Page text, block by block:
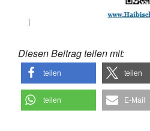
Diesen Beitrag teilen mit:
teilen teilen
teilen E-Mail